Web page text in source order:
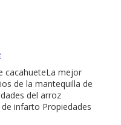
cacahueteLa mejor
de la mantequilla de
del arroz
infarto Propiedades